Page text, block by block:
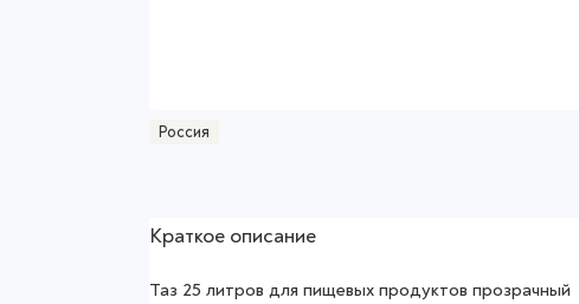
Россия
Краткое описание
Таз 25 литров для пищевых продуктов прозрачный